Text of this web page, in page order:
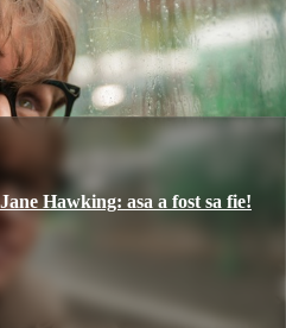
Hawking: asa a fost sa fie!